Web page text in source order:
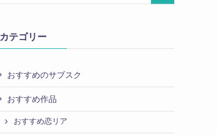
カテゴリー
おすすめのサブスク
おすすめ作品
おすすめ恋リア